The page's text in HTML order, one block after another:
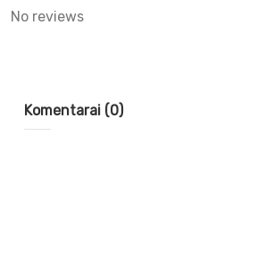
No reviews
Komentarai (0)